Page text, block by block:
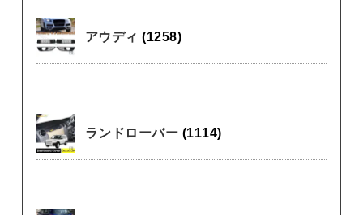
アウディ(1258)
ランドローバー (1114)